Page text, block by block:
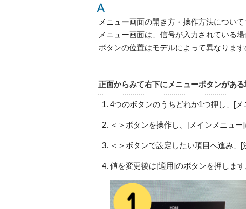
メニュー画面の開き方・操作方法について
メニュー画面は、信号が入力されている
ボタンの位置はモデルによって異なりま
正面からみて右下にメニューボタンがあ
4つのボタンのうちどれか1つ押し、[メ
＜＞ボタンを操作し、[メインメニュ
＜＞ボタンで設定したい項目へ進み、[
値を変更後は[適用]のボタンを押します